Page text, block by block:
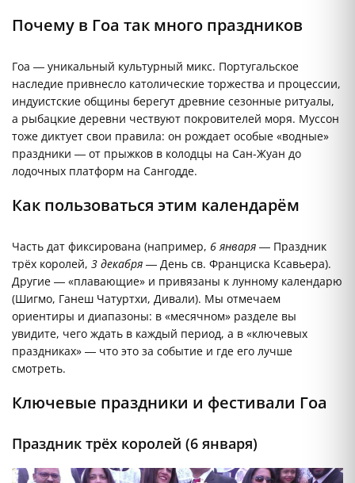
Почему в Гоа так много праздников
Гоа — уникальный культурный микс. Португальское
наследие привнесло католические торжества и процессии,
индуистские общины берегут древние сезонные ритуалы,
а рыбацкие деревни чествуют покровителей моря. Муссон
тоже диктует свои правила: он рождает особые «водные»
праздники — от прыжков в колодцы на Сан-Жуан до
лодочных платформ на Сангодде.
Как пользоваться этим календарём
Часть дат фиксирована (например, 6 января — Праздник
трёх королей, 3 декабря — День св. Франциска Ксавьера).
Другие — «плавающие» и привязаны к лунному календарю
(Шигмо, Ганеш Чатуртхи, Дивали). Мы отмечаем
ориентиры и диапазоны: в «месячном» разделе вы
увидите, чего ждать в каждый период, а в «ключевых
праздниках» — что это за событие и где его лучше
смотреть.
Ключевые праздники и фестивали Гоа
Праздник трёх королей (6 января)